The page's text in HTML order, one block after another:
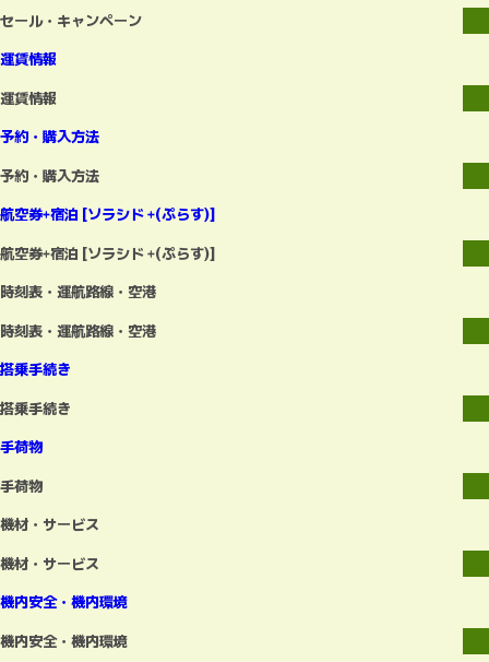
セール・キャンペーン
運賃情報
運賃情報
予約・購入方法
予約・購入方法
航空券+宿泊 [ソラシド +(ぷらす)]
航空券+宿泊 [ソラシド +(ぷらす)]
時刻表・運航路線・空港
時刻表・運航路線・空港
搭乗手続き
搭乗手続き
手荷物
手荷物
機材・サービス
機材・サービス
機内安全・機内環境
機内安全・機内環境